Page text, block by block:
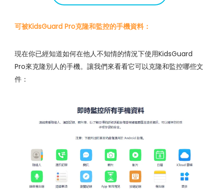
可被KidsGuard Pro克隆和監控的手機資料：
現在你已經知道如何在他人不知情的情況下使用KidsGuard
Pro來克隆別人的手機。讓我們來看看它可以克隆和監控哪些文
件：